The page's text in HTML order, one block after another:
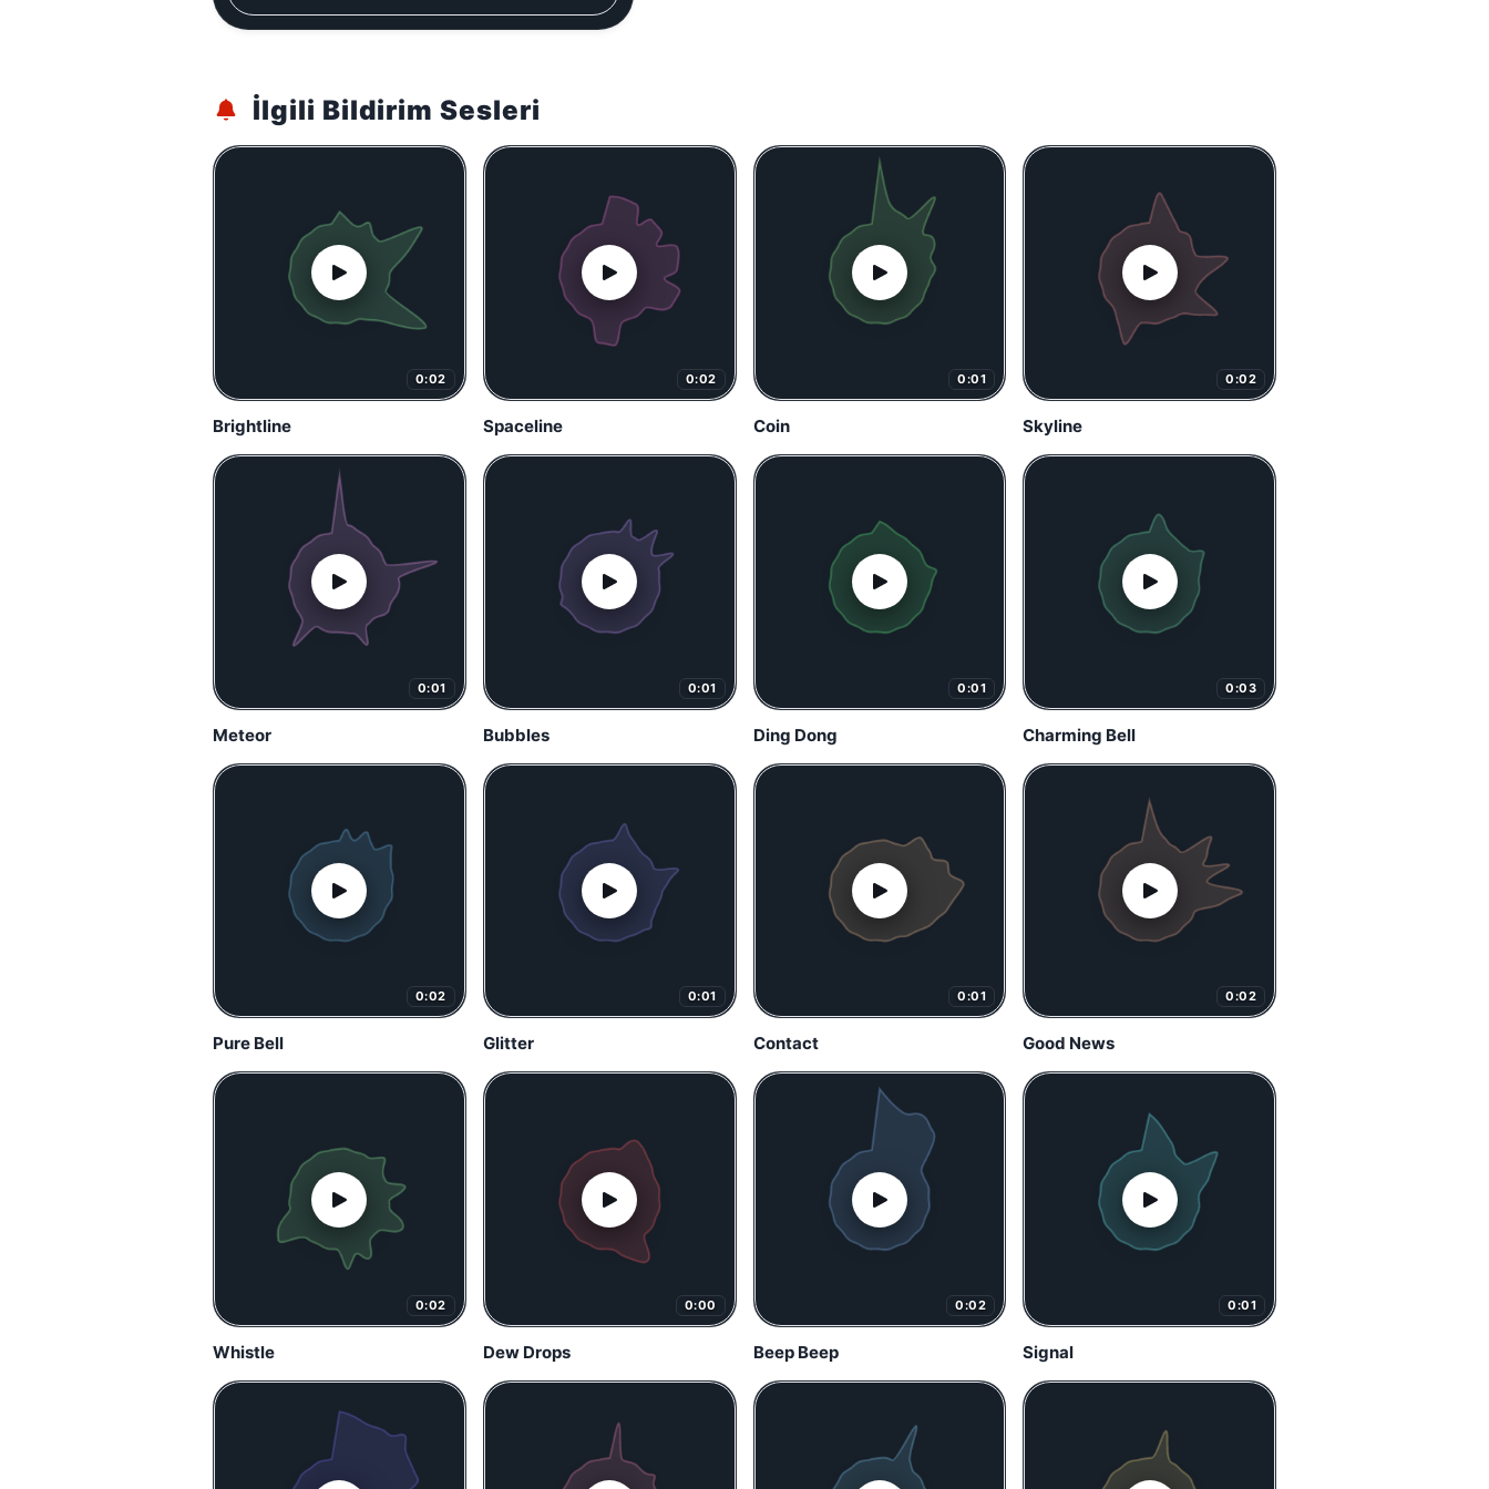
İlgili Bildirim Sesleri
0:02
Brightline
0:02
Spaceline
0:01
Coin
0:02
Skyline
0:01
Meteor
0:01
Bubbles
0:01
Ding Dong
0:03
Charming Bell
0:02
Pure Bell
0:01
Glitter
0:01
Contact
0:02
Good News
0:02
Whistle
0:00
Dew Drops
0:02
Beep Beep
0:01
Signal